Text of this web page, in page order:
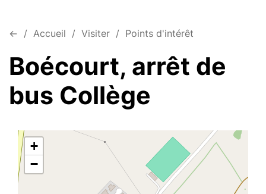
← Accueil Visiter Points d'intérêt
Boécourt, arrêt de
bus Collège
+
−